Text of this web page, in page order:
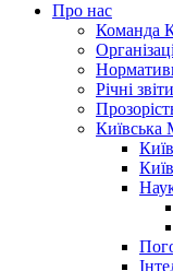
Про нас
Команда
Річні звіти
Київська